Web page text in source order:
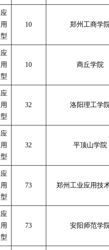
应
用
型
10 郑州工商学
应
用
型
10 商丘学院
应
用
型
32 洛阳理工学
应
用
型
32 平顶山学院
应
用
型
73 郑州工业应用技
应
用
型
73 安阳师范学